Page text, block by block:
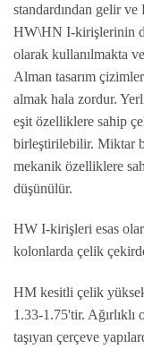
standardından gelir ve
HW\HN I-kirişlerinin
olarak kullanılmakta
Alman tasarım
almak hala zordur.
eşit özelliklere sahip
birleştirilebilir. Miktar
mekanik özelliklere
düşünülür.
HW I-kirişleri esas
kolonlarda çelik
HM kesitli çelik
1.33-1.75'tir.
taşıyan çerçeve